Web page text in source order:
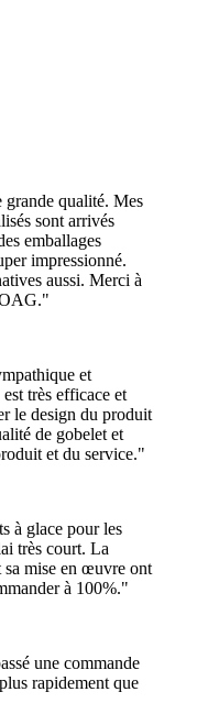
entièrement
de votre marque en
choisir entre le papier
naturel ou éclatant.
plat se
ordinaires ?
grande stabilité que les
pour contenir des
Leur base structurée
et d'offrir un meilleur
le mieux aux
rapide, comme les
les produits de
rend particulièrement utiles
sûr lors de la
ils en
plat dans différentes
commandes, qu'il s'agisse
qualité. Mes
sont arrivés
emballages
impressionné.
aussi. Merci à
et
très efficace et
le design du produit
de gobelet et
et du service."
à glace pour les
très court. La
mise en œuvre ont
à 100%."
une commande
rapidement que